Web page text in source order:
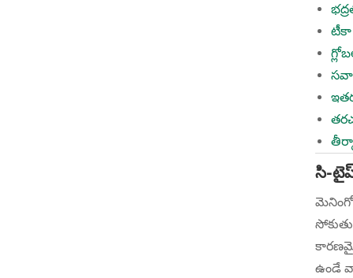
టీకా
సి-
ఉండే